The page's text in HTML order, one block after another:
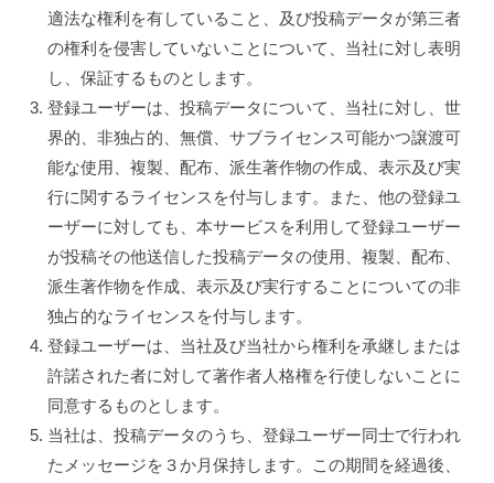
適法な権利を有していること、及び投稿データが第三者
の権利を侵害していないことについて、当社に対し表明
し、保証するものとします。
登録ユーザーは、投稿データについて、当社に対し、世
界的、非独占的、無償、サブライセンス可能かつ譲渡可
能な使用、複製、配布、派生著作物の作成、表示及び実
行に関するライセンスを付与します。また、他の登録ユ
ーザーに対しても、本サービスを利用して登録ユーザー
が投稿その他送信した投稿データの使用、複製、配布、
派生著作物を作成、表示及び実行することについての非
独占的なライセンスを付与します。
登録ユーザーは、当社及び当社から権利を承継しまたは
許諾された者に対して著作者人格権を行使しないことに
同意するものとします。
当社は、投稿データのうち、登録ユーザー同士で行われ
たメッセージを３か月保持します。この期間を経過後、